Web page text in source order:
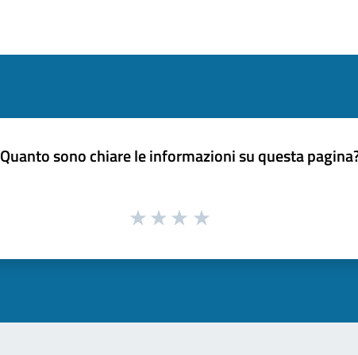
Quanto sono chiare le informazioni su questa